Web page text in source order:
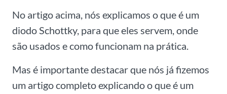
No artigo acima, nós explicamos o que é um
diodo Schottky, para que eles servem, onde
são usados e como funcionam na prática.
Mas é importante destacar que nós já fizemos
um artigo completo explicando o que é um